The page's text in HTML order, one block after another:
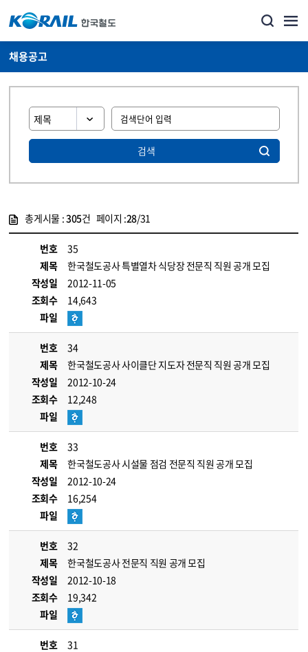
채용공고
검색
총게시물 :305건 페이지 :28/31
번호
35
제목
한국철도공사 특별열차 식당장 전문직 직원 공개 모집
작성일
2012-11-05
조회수
14,643
파일
번호
34
제목
한국철도공사 사이클단 지도자 전문직 직원 공개 모집
작성일
2012-10-24
조회수
12,248
파일
번호
33
제목
한국철도공사 시설물 점검 전문직 직원 공개 모집
작성일
2012-10-24
조회수
16,254
파일
번호
32
제목
한국철도공사 전문직 직원 공개 모집
작성일
2012-10-18
조회수
19,342
파일
번호
31